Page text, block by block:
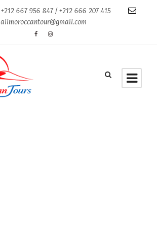
+212 667 956 847 / +212 666 207 415
allmoroccantour@gmail.com